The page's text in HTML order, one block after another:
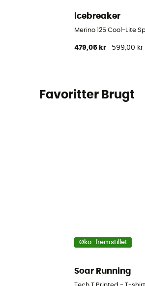
icebreaker
Merino 125 Cool-Lite
479,05 kr 599,00 kr
Favoritter Brugt
Øko-fremstillet
Soar Running